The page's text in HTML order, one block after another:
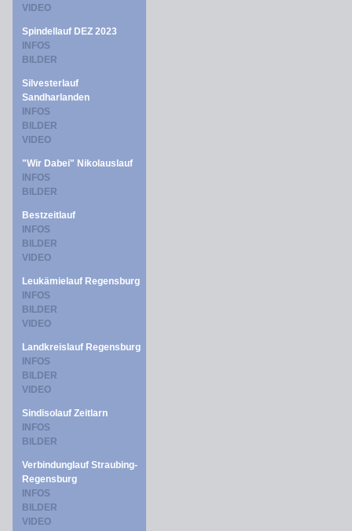
VIDEO
Spindellauf DEZ 2023
INFOS
BILDER
Silvesterlauf
Sandharlanden
INFOS
BILDER
VIDEO
"Wir Dabei" Nikolauslauf
INFOS
BILDER
Bestzeitlauf
INFOS
BILDER
VIDEO
Leukämielauf Regensburg
INFOS
BILDER
VIDEO
Landkreislauf Regensburg
INFOS
BILDER
VIDEO
Sindisolauf Zeitlarn
INFOS
BILDER
Verbindunglauf Straubing-
Regensburg
INFOS
BILDER
VIDEO